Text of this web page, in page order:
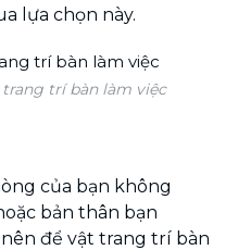
lựa chọn này.
trí bàn làm việc
của bạn không
bản thân bạn
để vật trang trí bàn